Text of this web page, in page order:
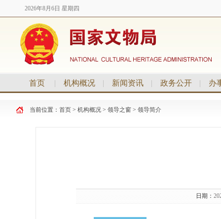
2026年8月6日 星期四
首页 | 机构概况 | 新闻资讯 | 政务公开 | 办
当前位置： 首页 > 机构概况 > 领导之窗 > 领导简介
日期：